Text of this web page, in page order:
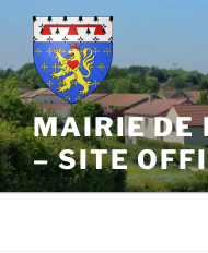
Aller
contenu
principal
MAIRIE DE
– SITE